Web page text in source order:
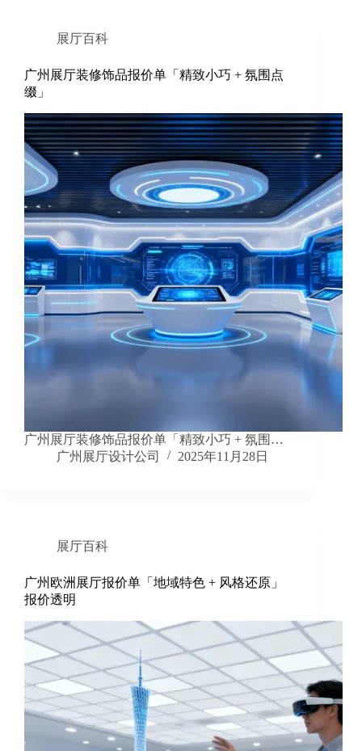
展厅百科
广州展厅装修饰品报价单「精致小巧 + 氛围点
缀」
广州展厅装修饰品报价单「精致小巧 + 氛围…
广州展厅设计公司
2025年11月28日
展厅百科
广州欧洲展厅报价单「地域特色 + 风格还原」
报价透明